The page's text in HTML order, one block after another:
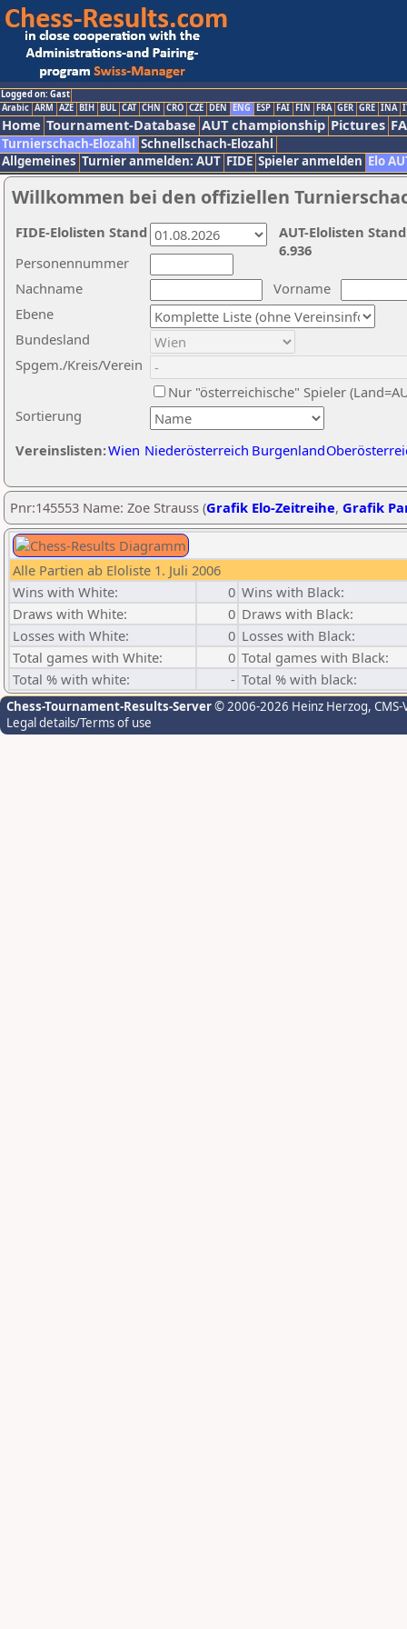
Logged on: Gast
Arabic ARM AZE BIH BUL CAT CHN CRO CZE DEN ENG ESP FAI FIN FRA GER GRE INA
Home Tournament-Database AUT championship Pictures
Turnierschach-Elozahl Schnellschach-Elozahl
Allgemeines Turnier anmelden: AUT FIDE Spieler anmelden Elo
Willkommen bei den offiziellen
Nachname
Vorname
Ebene
Sortierung
Personennummer
Bundesland
Spgem./Kreis/Verein
Nur "österreichische" Spieler
Vereinslisten:Wien Niederösterreich Burgenland
AUT-Elolisten
6.936
FIDE-Elolisten Stand
Pnr:145553 Name: Zoe Strauss (Grafik Elo-Zeitreihe, Grafik
Alle Partien ab Eloliste 1. Juli 2006
Wins with White:
0 Wins with Black:
Draws with White:
0 Draws with Black:
Losses with White:
0 Losses with Black:
Total games with White:
0 Total games with Black:
Total % with white:
- Total % with black:
Chess-Tournament-Results-Server© 2006-2026 Heinz Herzog,
Legal details/Terms of use